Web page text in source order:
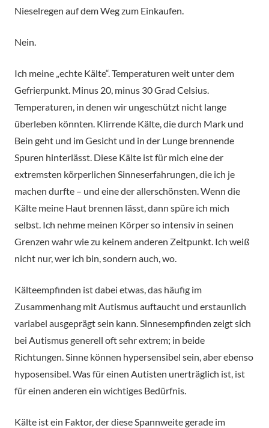
Nieselregen auf dem Weg zum Einkaufen.
Nein.
Ich meine „echte Kälte“. Temperaturen weit unter dem
Gefrierpunkt. Minus 20, minus 30 Grad Celsius.
Temperaturen, in denen wir ungeschützt nicht lange
überleben könnten. Klirrende Kälte, die durch Mark und
Bein geht und im Gesicht und in der Lunge brennende
Spuren hinterlässt. Diese Kälte ist für mich eine der
extremsten körperlichen Sinneserfahrungen, die ich je
machen durfte – und eine der allerschönsten. Wenn die
Kälte meine Haut brennen lässt, dann spüre ich mich
selbst. Ich nehme meinen Körper so intensiv in seinen
Grenzen wahr wie zu keinem anderen Zeitpunkt. Ich weiß
nicht nur, wer ich bin, sondern auch, wo.
Kälteempfinden ist dabei etwas, das häufig im
Zusammenhang mit Autismus auftaucht und erstaunlich
variabel ausgeprägt sein kann. Sinnesempfinden zeigt sich
bei Autismus generell oft sehr extrem; in beide
Richtungen. Sinne können hypersensibel sein, aber ebenso
hyposensibel. Was für einen Autisten unerträglich ist, ist
für einen anderen ein wichtiges Bedürfnis.
Kälte ist ein Faktor, der diese Spannweite gerade im